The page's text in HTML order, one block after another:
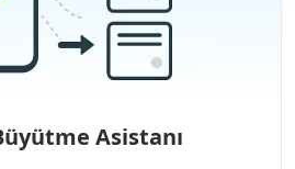
Asistanı